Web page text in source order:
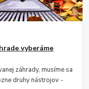
vyberáme
záhrady, musíme sa
druhy nástrojov -